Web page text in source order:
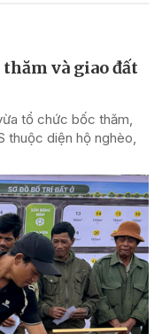
và giao đất
tổ chức bốc thăm,
thuộc diện hộ nghèo,